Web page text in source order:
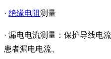
· 绝缘电阻测量
· 漏电电流测量：保护导线电
患者漏电电流、